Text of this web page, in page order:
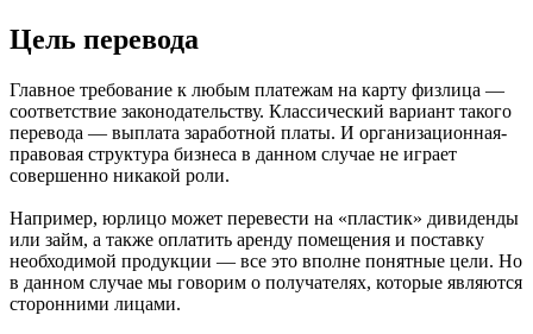
Цель перевода
Главное требование к любым платежам на карту физлица —
соответствие законодательству. Классический вариант такого
перевода — выплата заработной платы. И организационная-
правовая структура бизнеса в данном случае не играет
совершенно никакой роли.
Например, юрлицо может перевести на «пластик» дивиденды
или займ, а также оплатить аренду помещения и поставку
необходимой продукции — все это вполне понятные цели. Но
в данном случае мы говорим о получателях, которые являются
сторонними лицами.